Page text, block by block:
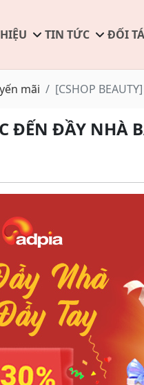
TIN TỨC ĐỐI
mãi [CSHOP
ĐẾN ĐẦY NHÀ